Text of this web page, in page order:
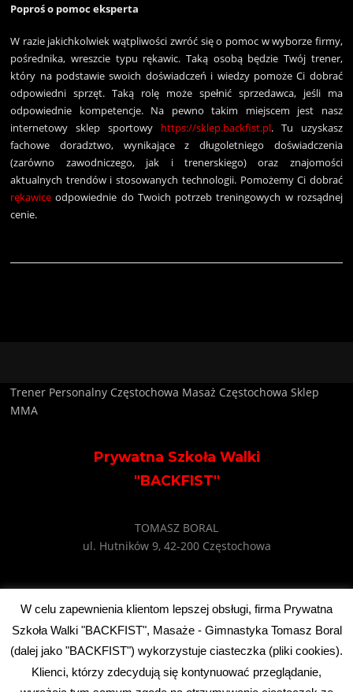
Poproś o pomoc eksperta
W razie jakichkolwiek wątpliwości zwróć się o pomoc w wyborze firmy,
pośrednika, wreszcie typu rękawic. Taką osobą będzie Twój trener,
który na podstawie swoich doświadczeń i wiedzy pomoże Ci dobrać
odpowiedni sprzęt. Taką rolę może spełnić sprzedawca, jeśli ma
odpowiednie kompetencje. Na pewno takim miejscem jest nasz
internetowy sklep sportowy https://sklep.backfist.pl. Tu uzyskasz
fachowe doradztwo, wynikające z długoletniego doświadczenia
(zarówno zawodniczego, jak i trenerskiego) oraz znajomości
aktualnych trendów i stosowanych technologii. Pomożemy Ci dobrać
rękawice odpowiednie do Twoich potrzeb treningowych w rozsądnej
cenie.
Trener Personalny Częstochowa Masaż Częstochowa Sklep
MMA
Prywatna Szkoła Walki
"BACKFIST"
TOMASZ BORAL
ul. Hutników 9, 42-200 Częstochowa
tel: +48 602 745 495
W celu zapewnienia klientom lepszej obsługi, firma Prywatna
Szkoła Walki "BACKFIST", Masaże - Gimnastyka Tomasz Boral
(dalej jako "BACKFIST") wykorzystuje ciasteczka (pliki cookies).
Klienci, którzy zdecydują się kontynuować przeglądanie,